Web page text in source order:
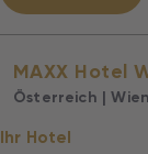
MAXX Hotel
Österreich |
Ihr Hotel